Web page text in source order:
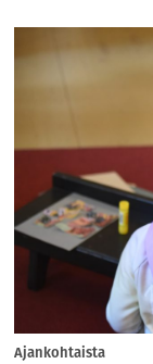
Ajankohtaista